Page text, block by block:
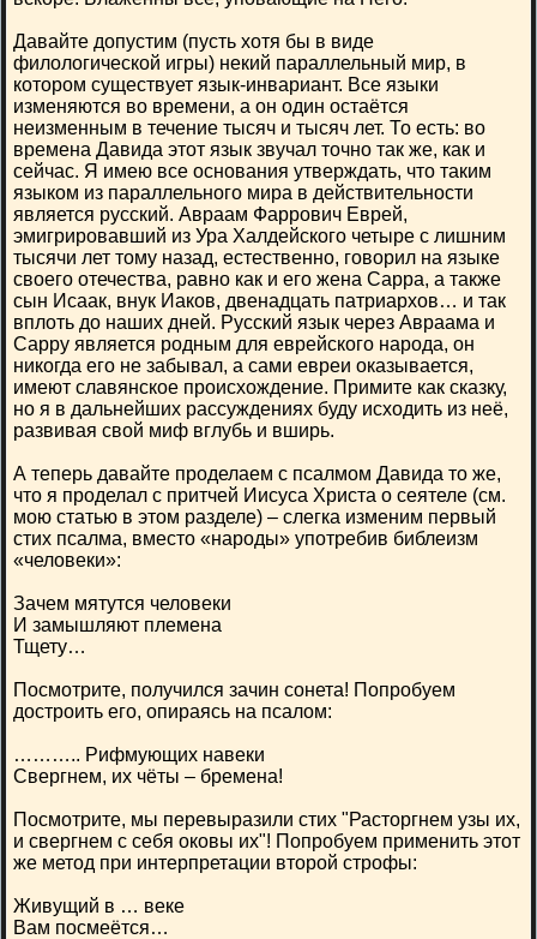
Давайте допустим (пусть хотя бы в виде
филологической игры) некий параллельный мир, в
котором существует язык-инвариант. Все языки
изменяются во времени, а он один остаётся
неизменным в течение тысяч и тысяч лет. То есть: во
времена Давида этот язык звучал точно так же, как и
сейчас. Я имею все основания утверждать, что таким
языком из параллельного мира в действительности
является русский. Авраам Фаррович Еврей,
эмигрировавший из Ура Халдейского четыре с лишним
тысячи лет тому назад, естественно, говорил на языке
своего отечества, равно как и его жена Сарра, а также
сын Исаак, внук Иаков, двенадцать патриархов… и так
вплоть до наших дней. Русский язык через Авраама и
Сарру является родным для еврейского народа, он
никогда его не забывал, а сами евреи оказывается,
имеют славянское происхождение. Примите как сказку,
но я в дальнейших рассуждениях буду исходить из неё,
развивая свой миф вглубь и вширь.
А теперь давайте проделаем с псалмом Давида то же,
что я проделал с притчей Иисуса Христа о сеятеле (см.
мою статью в этом разделе) – слегка изменим первый
стих псалма, вместо «народы» употребив библеизм
«человеки»:
Зачем мятутся человеки
И замышляют племена
Тщету…
Посмотрите, получился зачин сонета! Попробуем
достроить его, опираясь на псалом:
……….. Рифмующих навеки
Свергнем, их чёты – бремена!
Посмотрите, мы перевыразили стих "Расторгнем узы их,
и свергнем с себя оковы их"! Попробуем применить этот
же метод при интерпретации второй строфы:
Живущий в … веке
Вам посмеётся…